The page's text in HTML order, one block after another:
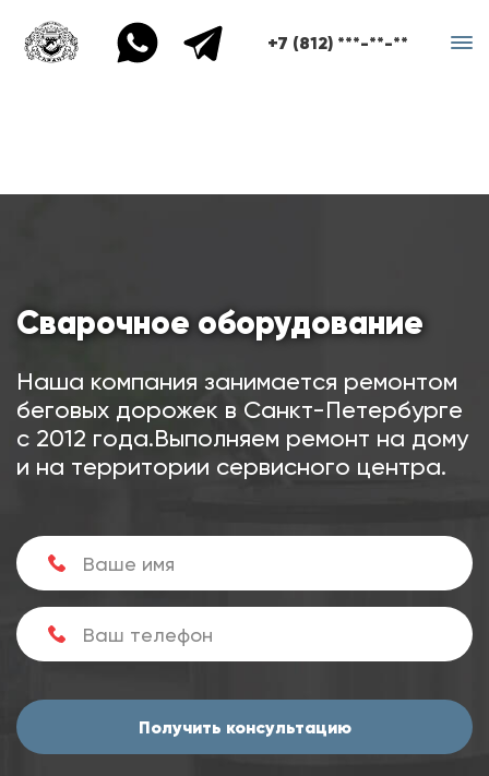
+7 (812) ***-**-**
Сварочное оборудование
Наша компания занимается ремонтом
беговых дорожек в Санкт-Петербурге
с 2012 года.Выполняем ремонт на дому
и на территории сервисного центра.
Получить консультацию